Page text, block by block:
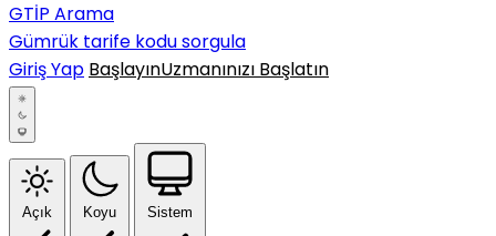
GTİP Arama
Gümrük tarife kodu sorgula
Giriş Yap BaşlayınUzmanınızı Başlatın
Açık Koyu Sistem